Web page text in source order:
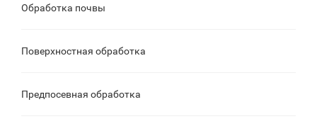
Обработка почвы
Поверхностная обработка
Предпосевная обработка